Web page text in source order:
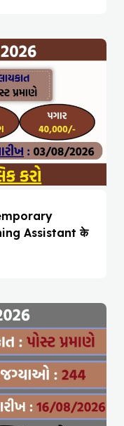
Assistant के